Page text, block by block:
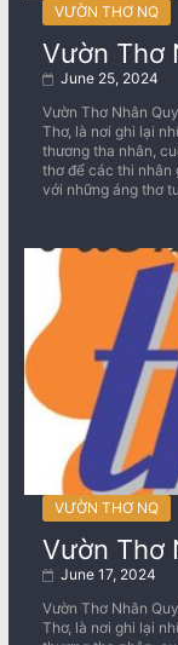
VƯỜN THƠ NQ
Vườn Thơ
June 25, 2024
Vườn Thơ Nhân
Thơ, là nơi ghi lại
thương tha nhân,
thơ để các thi nhân
với những áng thơ
VƯỜN THƠ NQ
Vườn Thơ
June 17, 2024
Vườn Thơ Nhân
Thơ, là nơi ghi lại